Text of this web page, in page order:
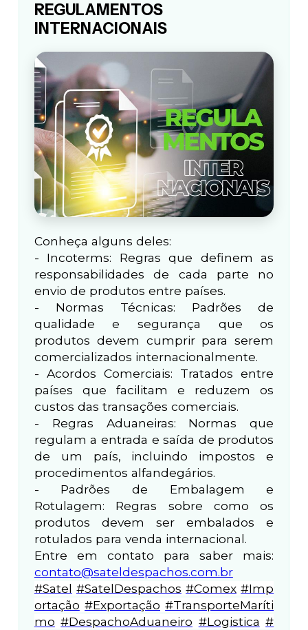
REGULAMENTOS
INTERNACIONAIS
Conheça alguns deles:
- Incoterms: Regras que definem as
responsabilidades de cada parte no
envio de produtos entre países.
- Normas Técnicas: Padrões de
qualidade e segurança que os
produtos devem cumprir para serem
comercializados internacionalmente.
- Acordos Comerciais: Tratados entre
países que facilitam e reduzem os
custos das transações comerciais.
- Regras Aduaneiras: Normas que
regulam a entrada e saída de produtos
de um país, incluindo impostos e
procedimentos alfandegários.
- Padrões de Embalagem e
Rotulagem: Regras sobre como os
produtos devem ser embalados e
rotulados para venda internacional.
Entre em contato para saber mais:
contato@sateldespachos.com.br
#Satel #SatelDespachos #Comex #Imp
ortação #Exportação #TransporteMaríti
mo #DespachoAduaneiro #Logistica #